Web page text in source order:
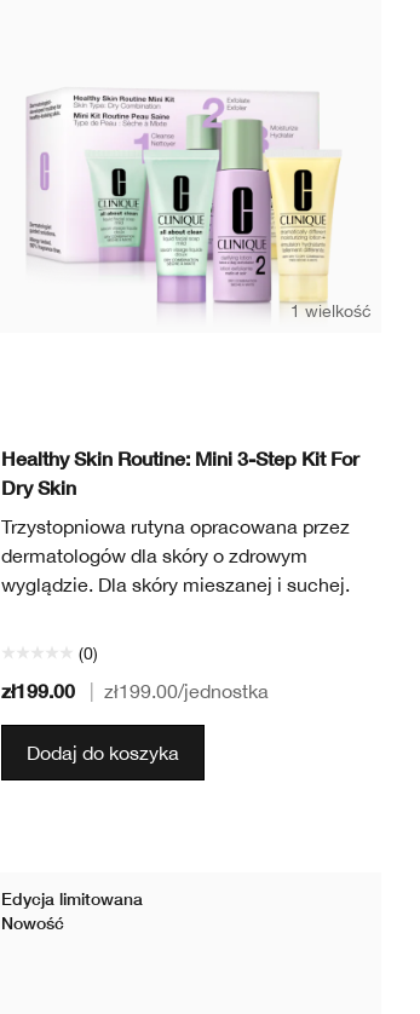
1 wielkość
Healthy Skin Routine: Mini 3-Step Kit For
Dry Skin
Trzystopniowa rutyna opracowana przez
dermatologów dla skóry o zdrowym
wyglądzie. Dla skóry mieszanej i suchej.
(0)
zł199.00 zł199.00/jednostka
Dodaj do koszyka
Edycja limitowana
Nowość